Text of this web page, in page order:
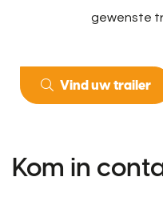
gewenste
Vind uw trailer
Kom in